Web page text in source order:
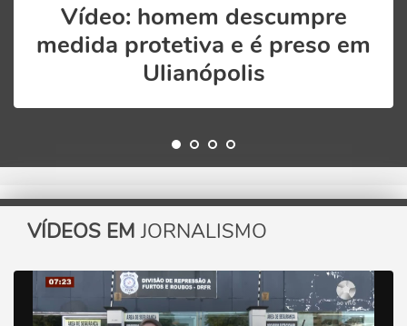
Vídeo: homem descumpre
medida protetiva e é preso em
Ulianópolis
VÍDEOS EMJORNALISMO